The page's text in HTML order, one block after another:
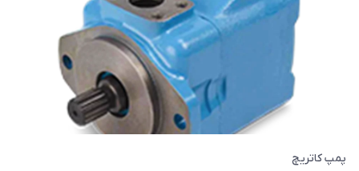
پمپ کاتریچ